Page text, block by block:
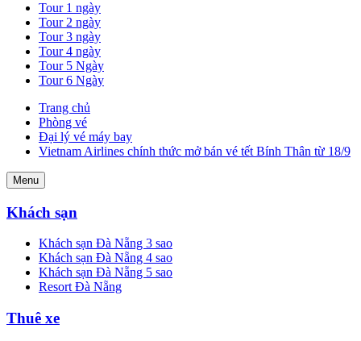
Tour 1 ngày
Tour 2 ngày
Tour 3 ngày
Tour 4 ngày
Tour 5 Ngày
Tour 6 Ngày
Trang chủ
Phòng vé
Đại lý vé máy bay
Vietnam Airlines chính thức mở bán vé tết Bính Thân từ 18/9
Menu
Khách sạn
Khách sạn Đà Nẵng 3 sao
Khách sạn Đà Nẵng 4 sao
Khách sạn Đà Nẵng 5 sao
Resort Đà Nẵng
Thuê xe